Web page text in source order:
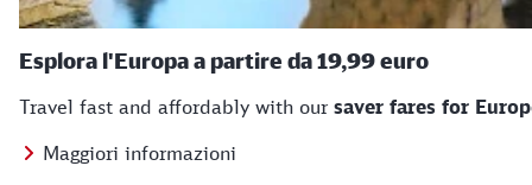
Esplora l'Europa a partire da 19,99 euro
Travel fast and affordably with our saver fares for
Maggiori informazioni